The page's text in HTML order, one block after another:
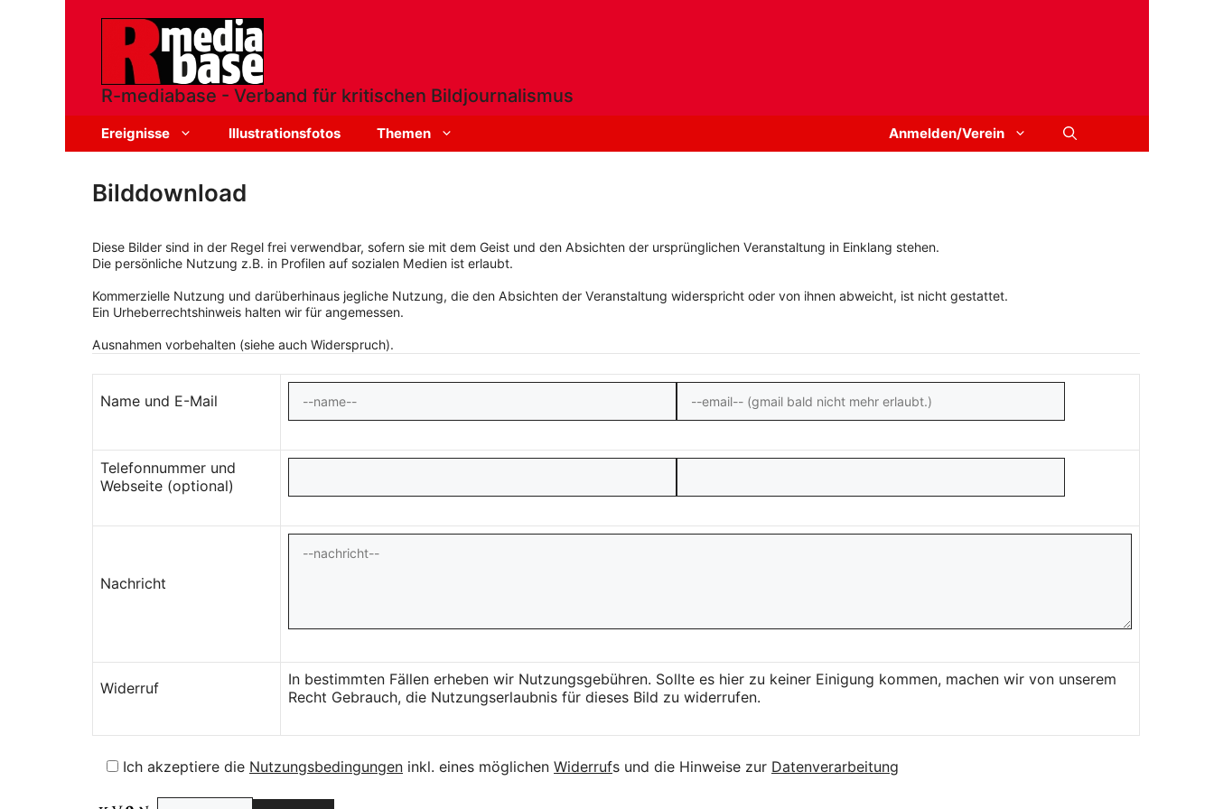
R-mediabase - Verband für kritischen Bildjournalismus
Ereignisse Illustrationsfotos Themen Anmelden/Verein
Bilddownload
Diese Bilder sind in der Regel frei verwendbar, sofern sie mit dem Geist und den Absichten der ursprünglichen Veranstaltung in Einklang stehen.
Die persönliche Nutzung z.B. in Profilen auf sozialen Medien ist erlaubt.
Kommerzielle Nutzung und darüberhinaus jegliche Nutzung, die den Absichten der Veranstaltung widerspricht oder von ihnen abweicht, ist nicht gestattet.
Ein Urheberrechtshinweis halten wir für angemessen.
Ausnahmen vorbehalten (siehe auch Widerspruch).
Name und E-Mail
Telefonnummer und
Webseite (optional)
Nachricht
Widerruf
In bestimmten Fällen erheben wir Nutzungsgebühren. Sollte es hier zu keiner Einigung kommen, machen wir von unserem
Recht Gebrauch, die Nutzungserlaubnis für dieses Bild zu widerrufen.
Ich akzeptiere die Nutzungsbedingungen inkl. eines möglichen Widerrufs und die Hinweise zur Datenverarbeitung